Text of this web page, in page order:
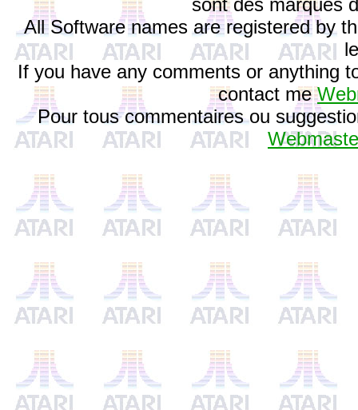
sont des marques
All Software names are registered by
If you have any comments or anything
contact me
Pour tous commentaires ou